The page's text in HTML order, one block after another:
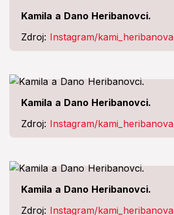
Kamila a Dano Heribanovci.
Zdroj: Instagram/kami_heribanova
Kamila a Dano Heribanovci.
Zdroj: Instagram/kami_heribanova
Kamila a Dano Heribanovci.
Zdroj: Instagram/kami_heribanova